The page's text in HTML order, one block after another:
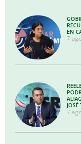
EN
7
JOSÉ
7